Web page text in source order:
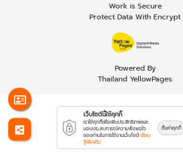
Work is Secure
Protect Data With Encrypt
Powered By
Thailand YellowPages
เว็บไซต์นี้ใช้คุกกี้
เราใช้คุกกี้เพื่อเพิ่มประสิทธิภาพและ
มอบประสบการณ์ความพึงพอใจ
ของท่านในการใช้งานเว็บไซต์ เรียน
รู้เพิ่มเติม
ตั้งค่าคุกกี้